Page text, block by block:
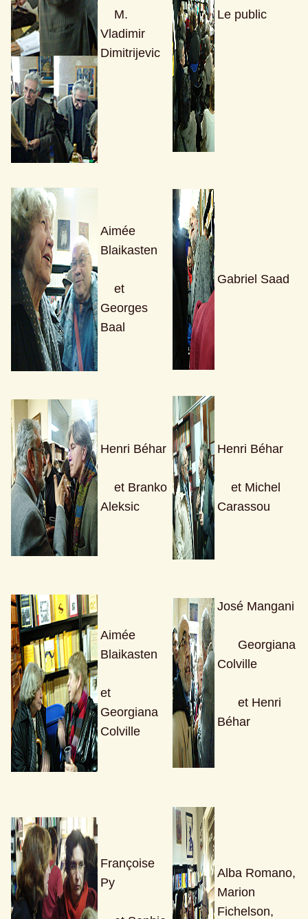
Vladimir
Dimitrijevic
Le public
Aimée
Blaikasten
    et
Georges
Baal
Gabriel Saad
Henri Béhar
    et Branko
Aleksic
Henri Béhar
    et Michel
Carassou
Aimée
Blaikasten
et
Georgiana
Colville
José Mangani
Colville
      et Henri
Béhar
Françoise
Py
Alba Romano,
Marion
Fichelson,